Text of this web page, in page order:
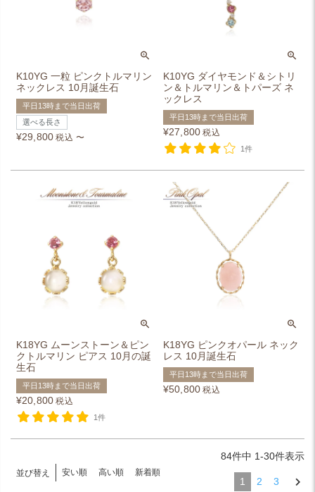
K10YG 一粒 ピンクトルマリン
ネックレス 10月誕生石
平日13時まで当日出荷
選べる長さ
¥29,800 税込 〜
K10YG ダイヤモンド＆シトリ
ン＆トルマリン＆トパーズ ネ
ックレス
平日13時まで当日出荷
¥27,800 税込
1件
K18YG ムーンストーン＆ピン
クトルマリン ピアス 10月の誕
生石
平日13時まで当日出荷
¥20,800 税込
1件
K18YG ピンクオパール ネック
レス 10月誕生石
平日13時まで当日出荷
¥50,800 税込
並び替え 安い順 高い順 新着順
84件中 1-30件表示
1 2 3